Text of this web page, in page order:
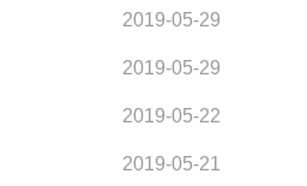
2019-05-29
2019-05-29
2019-05-22
2019-05-21